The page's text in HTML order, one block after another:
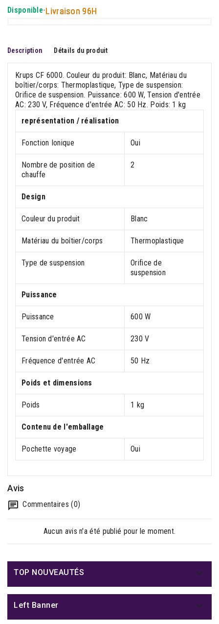
Disponible-Livraison 96H
Description Détails du produit
Krups CF 6000. Couleur du produit: Blanc, Matériau du
boîtier/corps: Thermoplastique, Type de suspension:
Orifice de suspension. Puissance: 600 W, Tension d'entrée
AC: 230 V, Fréquence d'entrée AC: 50 Hz. Poids: 1 kg
représentation / réalisation
Fonction Ionique Oui
Nombre de position de
chauffe
2
Design
Couleur du produit Blanc
Matériau du boîtier/corps Thermoplastique
Type de suspension
Orifice de
suspension
Puissance
Puissance 600 W
Tension d'entrée AC 230 V
Fréquence d'entrée AC 50 Hz
Poids et dimensions
Poids 1 kg
Contenu de l'emballage
Pochette voyage Oui
Avis
Commentaires (0)
Aucun avis n'a été publié pour le moment.
TOP NOUVEAUTÉS 
Left Banner 